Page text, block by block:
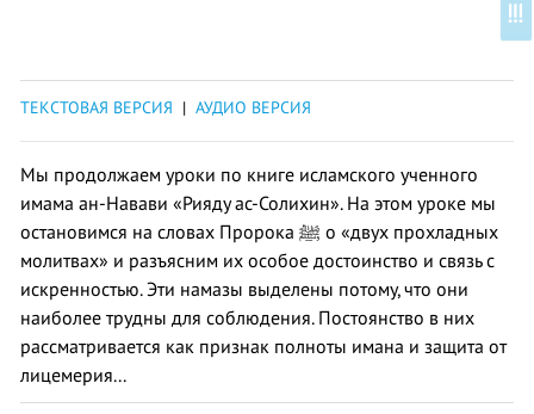
ТЕКСТОВАЯ ВЕРСИЯ | АУДИО ВЕРСИЯ
Мы продолжаем уроки по книге исламского ученного
имама ан-Навави «Рияду ас-Солихин». На этом уроке мы
остановимся на словах Пророка ﷺ о «двух прохладных
молитвах» и разъясним их особое достоинство и связь с
искренностью. Эти намазы выделены потому, что они
наиболее трудны для соблюдения. Постоянство в них
рассматривается как признак полноты имана и защита от
лицемерия...